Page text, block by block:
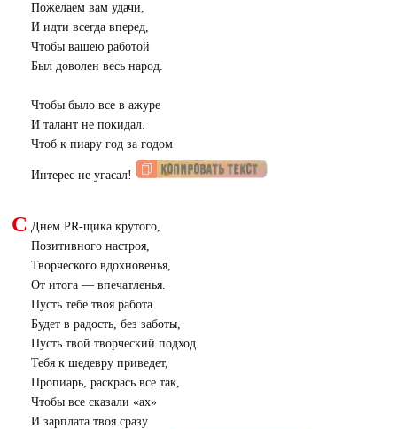
Пожелаем вам удачи,
И идти всегда вперед,
Чтобы вашею работой
Был доволен весь народ.
Чтобы было все в ажуре
И талант не покидал.
Чтоб к пиару год за годом
Интерес не угасал!
С Днем PR-щика крутого,
Позитивного настроя,
Творческого вдохновенья,
От итога — впечатленья.
Пусть тебе твоя работа
Будет в радость, без заботы,
Пусть твой творческий подход
Тебя к шедевру приведет,
Пропиарь, раскрась все так,
Чтобы все сказали «ах»
И зарплата твоя сразу